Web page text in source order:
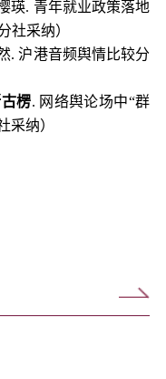
瑛. 青年就业政策落地
社采纳）
.沪港音频舆情比较分
楞. 网络舆论场中“群
采纳）